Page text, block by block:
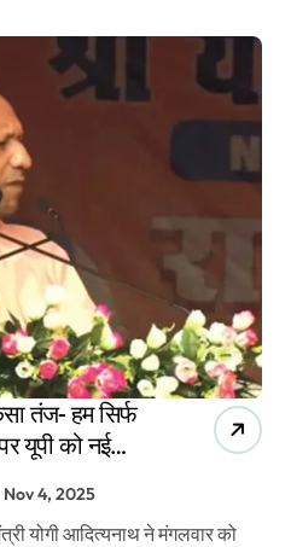
तंज- हम सिर्फ
यूपी को नई
Nov 4, 2025